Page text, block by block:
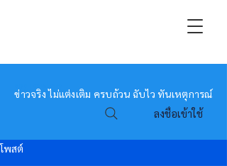
หมอข่าว
ข่าวจริง ไม่แต่งเติม ครบถ้วน ฉับไว ทันเหตุการณ์
ลงชื่อเข้าใช้
โพสต์